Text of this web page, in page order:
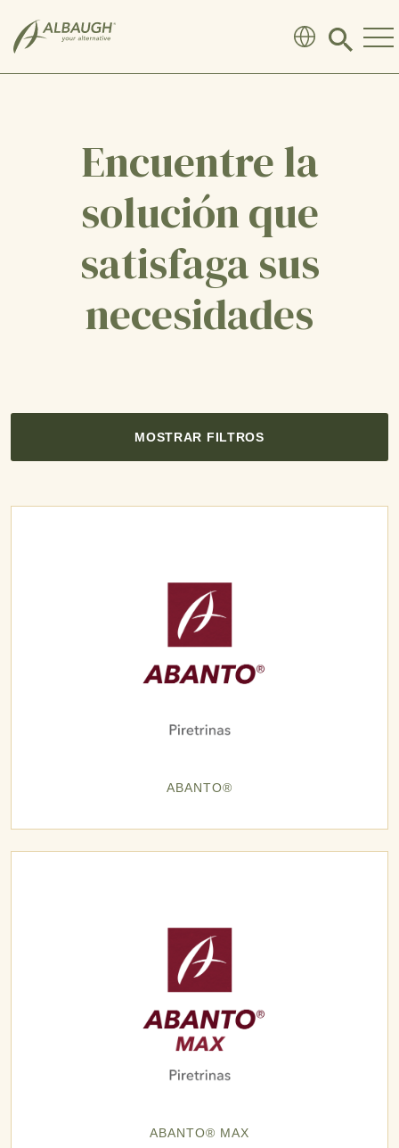
Click
search
Encuentre la
solución que
satisfaga sus
necesidades
MOSTRAR FILTROS
ABANTO®
ABANTO® MAX